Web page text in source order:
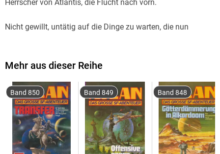
Nicht gewillt, untätig auf die Dinge zu warten, die nun
von ausgesuchten Dellos die Randbezirke der Schwarzen
Nach gefährlichen Abenteuern auf Enderleins Tiegel, dem
Schrottplaneten, auf Xudon, dem Marktplaneten, und bei den
Insektoiden von Gooderspall wirkt sich die Begegnung mit
dem Spezialkurier beinahe tödlich für den Arkoniden und
Mehr aus dieser Reihe
Band 850 Band 849 Band 848